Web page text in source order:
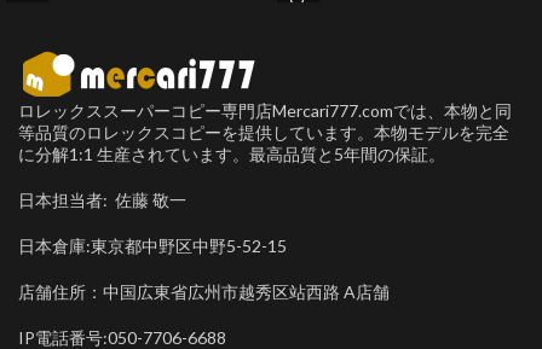
ロレックススーパーコピー専門店Mercari777.comでは、本物と同
等品質のロレックスコピーを提供しています。本物モデルを完全
に分解1:1 生産されています。最高品質と5年間の保証。
日本担当者: 佐藤 敬一
日本倉庫:東京都中野区中野5-52-15
店舗住所：中国広東省広州市越秀区站西路 A店舗
IP電話番号:050-7706-6688